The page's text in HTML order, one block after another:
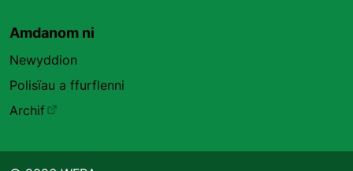
Amdanom ni
Newyddion
Polisïau a ffurflenni
Archif